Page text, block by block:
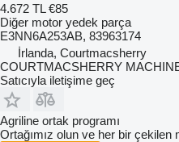
4.672 TL €85
Diğer motor yedek parça
E3NN6A253AB, 83963174
İrlanda, Courtmacsherry
COURTMACSHERRY
Satıcıyla iletişime geç
Agriline ortak programı
Ortağımız olun ve her bir çekilen